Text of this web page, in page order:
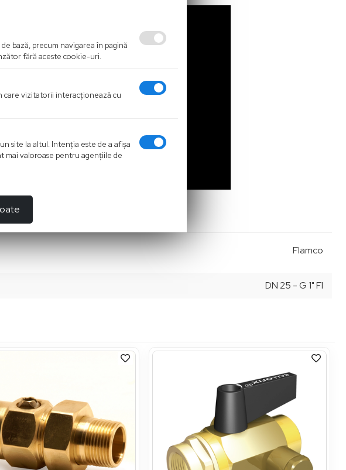
Flamco
DN 25 - G 1" FI
bază, precum navigarea în pagină
fără aceste cookie-uri.
care vizitatorii interacţionează cu
site la altul. Intenţia este de a afişa
valoroase pentru agenţiile de